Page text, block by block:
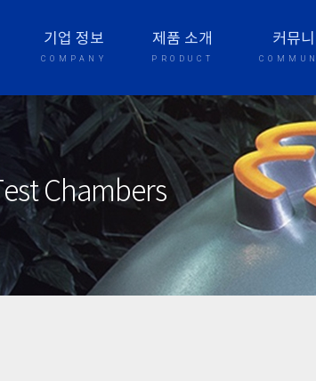
기업 정보
COMPANY
제품 소개
PRODUCT
커뮤
Chambers